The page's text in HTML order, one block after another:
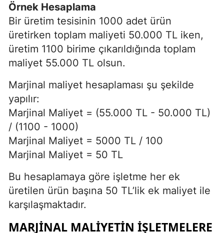
Örnek Hesaplama
Bir üretim tesisinin 1000 adet ürün
üretirken toplam maliyeti 50.000 TL iken,
üretim 1100 birime çıkarıldığında toplam
maliyet 55.000 TL olsun.
Marjinal maliyet hesaplaması şu şekilde
yapılır:
Marjinal Maliyet = (55.000 TL - 50.000 TL)
/ (1100 - 1000)
Marjinal Maliyet = 5000 TL / 100
Marjinal Maliyet = 50 TL
Bu hesaplamaya göre işletme her ek
üretilen ürün başına 50 TL’lik ek maliyet ile
karşılaşmaktadır.
MARJINAL MALIYETIN İŞLETMELERE